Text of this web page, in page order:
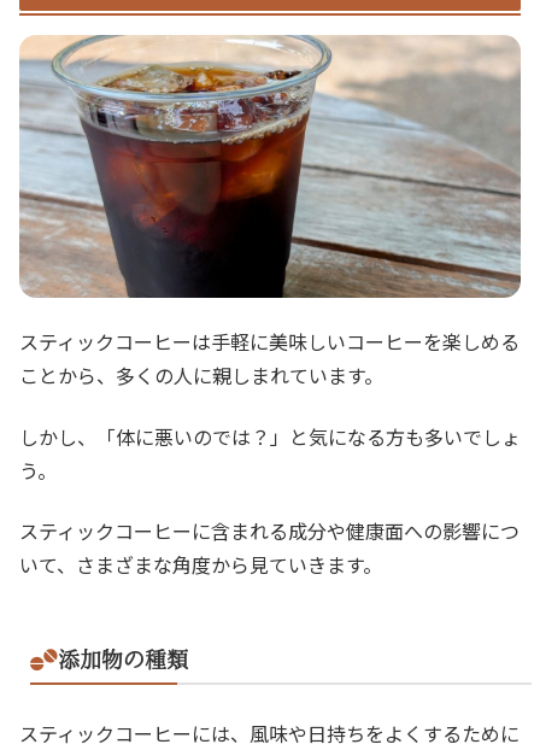
スティックコーヒーは手軽に美味しいコーヒーを楽しめる
ことから、多くの人に親しまれています。
しかし、「体に悪いのでは？」と気になる方も多いでしょ
う。
スティックコーヒーに含まれる成分や健康面への影響につ
いて、さまざまな角度から見ていきます。
添加物の種類
スティックコーヒーには、風味や日持ちをよくするために